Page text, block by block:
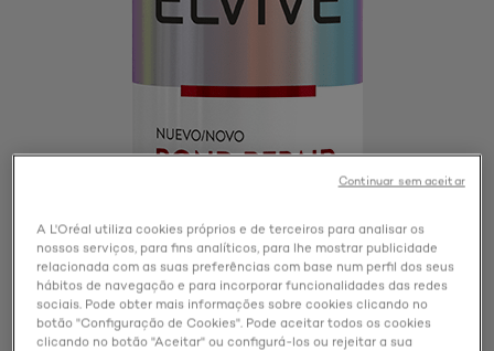
A L'Oréal utiliza cookies próprios e de terceiros para analisar os
nossos serviços, para fins analíticos, para lhe mostrar publicidade
relacionada com as suas preferências com base num perfil dos seus
hábitos de navegação e para incorporar funcionalidades das redes
sociais. Pode obter mais informações sobre cookies clicando no
botão "Configuração de Cookies". Pode aceitar todos os cookies
clicando no botão "Aceitar" ou configurá-los ou rejeitar a sua
Continuar sem aceitar